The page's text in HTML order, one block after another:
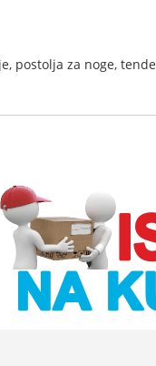
postolja za noge, tende